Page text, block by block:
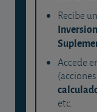
Recibe
Accede
etc.